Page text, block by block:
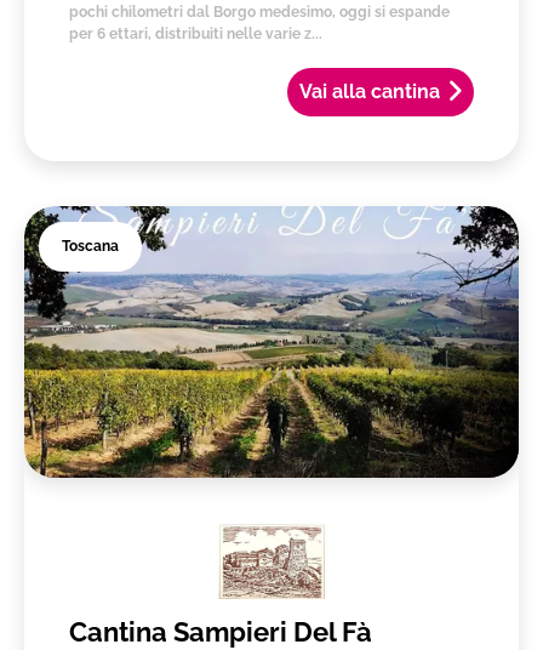
Vai alla cantina
pochi chilometri dal Borgo medesimo, oggi si espande
per 6 ettari, distribuiti nelle varie z...
Toscana
Cantina Sampieri Del Fà